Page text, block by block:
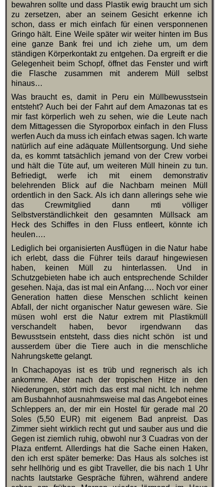
bewahren sollte und dass Plastik ewig braucht um sich
zu zersetzen, aber an seinem Gesicht erkenne ich
schon, dass er mich einfach für einen versponnenen
Gringo hält. Eine Weile später wir weiter hinten im Bus
eine ganze Bank frei und ich ziehe um, um dem
ständigen Körperkontakt zu entgehen. Da ergreift er die
Gelegenheit beim Schopf, öffnet das Fenster und wirft
die Flasche zusammen mit anderem Müll selbst
hinaus…
Was braucht es, damit in Peru ein Müllbewusstsein
entsteht? Auch bei der Fahrt auf dem Amazonas tat es
mir fast körperlich weh zu sehen, wie die Leute nach
dem Mittagessen die Styroporbox einfach in den Fluss
werfen Auch da muss ich einfach etwas sagen. Ich warte
natürlich auf eine adäquate Müllentsorgung. Und siehe
da, es kommt tatsächlich jemand von der Crew vorbei
und hält die Tüte auf, um weiteren Müll hinein zu tun.
Befriedigt, werfe ich mit einem demonstrativ
belehrenden Blick auf die Nachbarn meinen Müll
ordentlich in den Sack. Als ich dann allerings sehe wie
das Crewmitglied dann mti völliger
Selbstverständlichkeit den gesamnten Müllsack am
Heck des Schiffes in den Fluss entleert, könnte ich
heulen….
Lediglich bei organisierten Ausflügen in die Natur habe
ich erlebt, dass die Führer teils darauf hingewiesen
haben, keinen Müll zu hinterlassen. Und in
Schutzgebieten habe ich auch entsprechende Schilder
gesehen. Naja, das ist mal ein Anfang…. Noch vor einer
Generation hatten diese Menschen schlicht keinen
Abfall, der nicht organischer Natur gewesen wäre. Sie
müsen wohl erst die Natur extrem mit Plastikmüll
verschandelt haben, bevor irgendwann das
Bewusstsein entsteht, dass dies nicht schön ist und
ausserdem über die Tiere auch in die menschliche
Nahrungskette gelangt.
In Chachapoyas ist es trüb und regnerisch als ich
ankomme. Aber nach der tropischen Hitze in den
Niederungen, stört mich das erst mal nicht. Ich nehme
am Busbahnhof ausnahmsweise mal das Angebot eines
Schleppers an, der mir ein Hostel für gerade mal 20
Soles (5,50 EUR) mit eigenem Bad anpreist. Das
Zimmer sieht wirklich recht gut und sauber aus und die
Gegen ist ziemlich ruhig, obwohl nur 3 Cuadras von der
Plaza entfernt. Allerdings hat die Sache einen Haken,
den ich erst später bemerke: Das Haus als solches ist
sehr hellhörig und es gibt Traveller, die bis nach 1 Uhr
nachts lautstarke Gespräche führen, während andere